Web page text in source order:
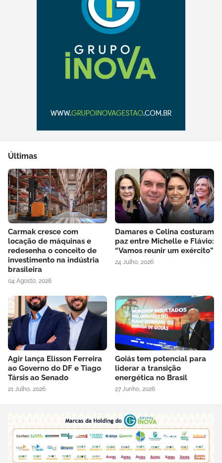
Últimas
Carmak cresce com
locação de máquinas e
redesenha o conceito de
investimento na indústria
brasileira
04 Agosto, 2026
Damares e Celina costuram
paz entre Michelle e Flávio:
“Vamos reunir um exército”
24 Julho, 2026
Agir lança Elisson Ferreira
ao Governo do DF e Tiago
Társis ao Senado
21 Julho, 2026
Goiás tem potencial para
liderar a transição
energética no Brasil
27 Junho, 2026